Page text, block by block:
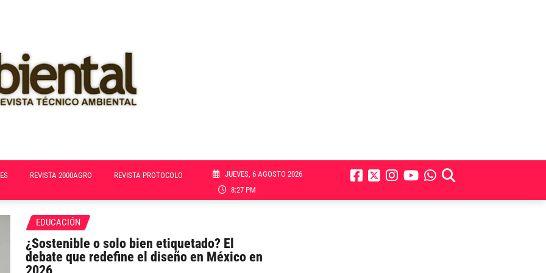
REVISTA 2000AGRO REVISTA PROTOCOLO
JUEVES, 6 AGOSTO 2026
8:27 PM
EDUCACIÓN
¿Sostenible o solo bien etiquetado? El
debate que redefine el diseño en México en
2026